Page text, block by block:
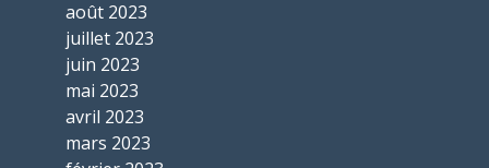
août 2023
juillet 2023
juin 2023
mai 2023
avril 2023
mars 2023